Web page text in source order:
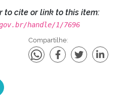
to cite or link to this item:
handle/1/7696
Compartilhe: